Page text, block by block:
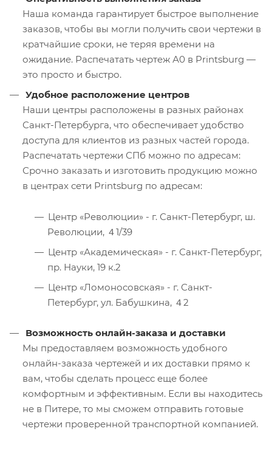
Наша команда гарантирует быстрое выполнение
заказов, чтобы вы могли получить свои чертежи в
кратчайшие сроки, не теряя времени на
ожидание. Распечатать чертеж А0 в Printsburg —
это просто и быстро.
Удобное расположение центров
Наши центры расположены в разных районах
Санкт-Петербурга, что обеспечивает удобство
доступа для клиентов из разных частей города.
Распечатать чертежи СПб можно по адресам:
Срочно заказать и изготовить продукцию можно
в центрах сети Printsburg по адресам:
Центр «Революции» - г. Санкт-Петербург, ш.
Революции, ４1/39
Центр «Академическая» - г. Санкт-Петербург,
пр. Науки, 19 к.2
Центр «Ломоносовская» - г. Санкт-
Петербург, ул. Бабушкина, ４2
Возможность онлайн-заказа и доставки
Мы предоставляем возможность удобного
онлайн-заказа чертежей и их доставки прямо к
вам, чтобы сделать процесс еще более
комфортным и эффективным. Если вы находитесь
не в Питере, то мы сможем отправить готовые
чертежи проверенной транспортной компанией.